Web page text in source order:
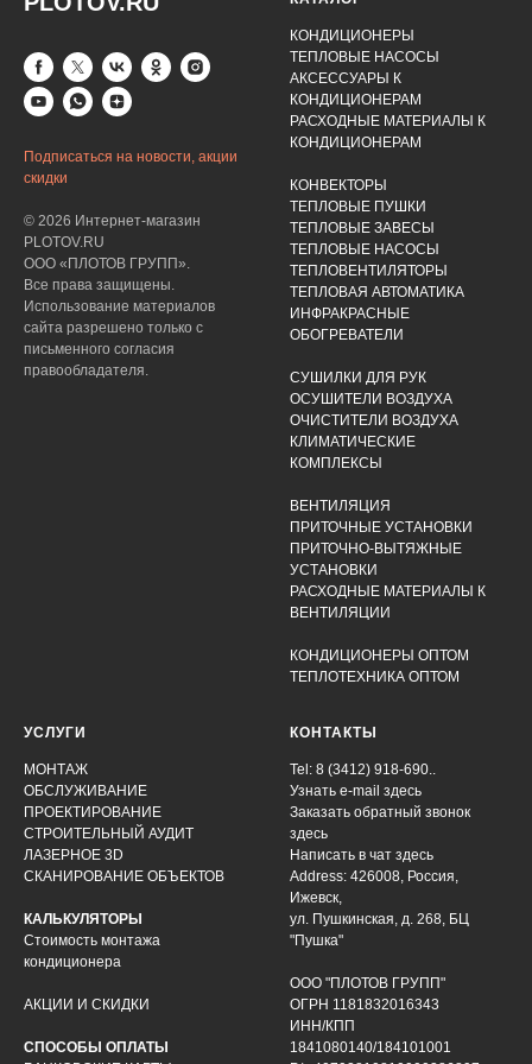
Подписаться на новости, акции
скидки
© 2026 Интернет-магазин
PLOTOV.RU
ООО «ПЛОТОВ ГРУПП».
Все права защищены.
Использование материалов
сайта разрешено только с
письменного согласия
правообладателя.
КОНДИЦИОНЕРЫ
ТЕПЛОВЫЕ НАСОСЫ
АКСЕССУАРЫ К
КОНДИЦИОНЕРАМ
РАСХОДНЫЕ МАТЕРИАЛЫ К
КОНДИЦИОНЕРАМ
КОНВЕКТОРЫ
ТЕПЛОВЫЕ ПУШКИ
ТЕПЛОВЫЕ ЗАВЕСЫ
ТЕПЛОВЫЕ НАСОСЫ
ТЕПЛОВЕНТИЛЯТОРЫ
ТЕПЛОВАЯ АВТОМАТИКА
ИНФРАКРАСНЫЕ
ОБОГРЕВАТЕЛИ
СУШИЛКИ ДЛЯ РУК
ОСУШИТЕЛИ ВОЗДУХА
ОЧИСТИТЕЛИ ВОЗДУХА
КЛИМАТИЧЕСКИЕ
КОМПЛЕКСЫ
ВЕНТИЛЯЦИЯ
ПРИТОЧНЫЕ УСТАНОВКИ
ПРИТОЧНО-ВЫТЯЖНЫЕ
УСТАНОВКИ
РАСХОДНЫЕ МАТЕРИАЛЫ К
ВЕНТИЛЯЦИИ
КОНДИЦИОНЕРЫ ОПТОМ
ТЕПЛОТЕХНИКА ОПТОМ
УСЛУГИ
МОНТАЖ
ОБСЛУЖИВАНИЕ
ПРОЕКТИРОВАНИЕ
СТРОИТЕЛЬНЫЙ АУДИТ
ЛАЗЕРНОЕ 3D
СКАНИРОВАНИЕ ОБЪЕКТОВ
КАЛЬКУЛЯТОРЫ
Стоимость монтажа
кондиционера
АКЦИИ И СКИДКИ
СПОСОБЫ ОПЛАТЫ
КОНТАКТЫ
Tel: 8 (3412) 918-690..
Узнать e-mail здесь
Заказать обратный звонок
здесь
Написать в чат здесь
Address: 426008, Россия,
Ижевск,
ул. Пушкинская, д. 268, БЦ
"Пушка"
ООО "ПЛОТОВ ГРУПП"
ОГРН 1181832016343
ИНН/КПП
1841080140/184101001